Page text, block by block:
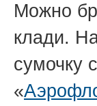
Можно
клади.
сумочку
«